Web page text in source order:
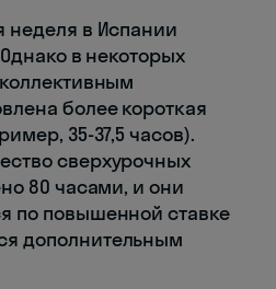
неделя в Испании
в некоторых
более короткая
35-37,5 часов).
сверхурочных
80 часами, и они
по повышенной ставке
дополнительным